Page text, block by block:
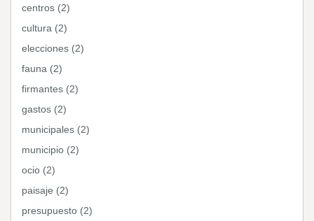
centros (2)
cultura (2)
elecciones (2)
fauna (2)
firmantes (2)
gastos (2)
municipales (2)
municipio (2)
ocio (2)
paisaje (2)
presupuesto (2)